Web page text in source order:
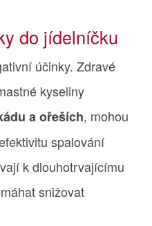
do jídelníčku
účinky. Zdravé
kyseliny
a ořeších, mohou
spalování
k dlouhotrvajícímu
snižovat